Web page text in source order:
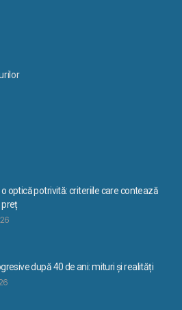
optică potrivită: criteriile care contează
preț
după 40 de ani: mituri și realități